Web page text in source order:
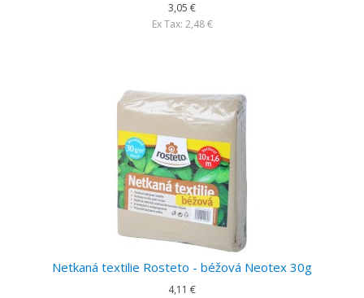
3,05 €
Ex Tax: 2,48 €
Netkaná textilie Rosteto - béžová Neotex 30g
4,11 €